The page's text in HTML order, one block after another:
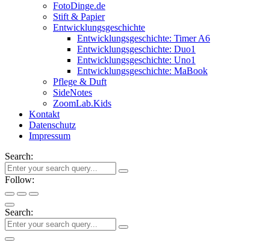
FotoDinge.de
Stift & Papier
Entwicklungsgeschichte
Entwicklungsgeschichte: Timer A6
Entwicklungsgeschichte: Duo1
Entwicklungsgeschichte: Uno1
Entwicklungsgeschichte: MaBook
Pflege & Duft
SideNotes
ZoomLab.Kids
Kontakt
Datenschutz
Impressum
Search:
Follow:
Search: